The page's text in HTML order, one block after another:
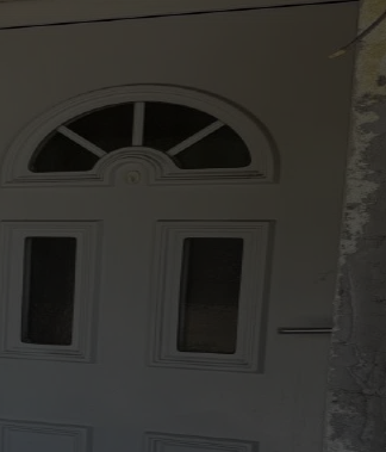
Létezik tökéletes
Karinthy Frigyes: a zseni, aki belenézett
Ki
Az
Az ördög még mindig Pradát visel. De te
Móricz Zsigmond: falusi
Mindenki a világot akarja uralni – de nem